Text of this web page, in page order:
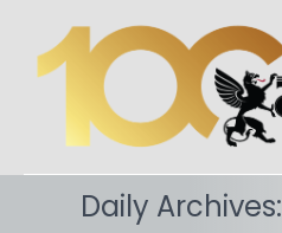
Daily Archives: